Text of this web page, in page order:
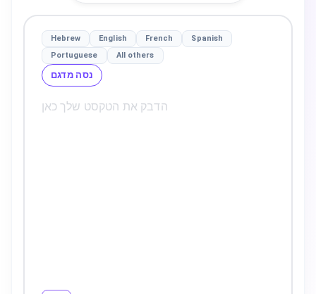
Hebrew English French
Spanish
Portuguese
All others
נסה מדגם